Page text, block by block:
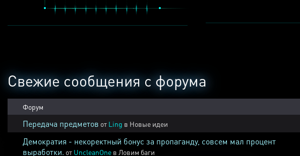
Свежие сообщения с форума
Форум
Передача предметов от Ling в Новые идеи
Демократия - некоректный бонус за пропаганду, совсем мал процент
выработки. от UncleanOne в Ловим баги